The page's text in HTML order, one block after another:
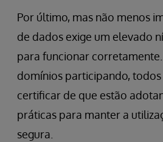
Por último, mas não menos
de dados exige um elevado
para funcionar
domínios participando, todos
certificar de que estão
práticas para manter a
segura.